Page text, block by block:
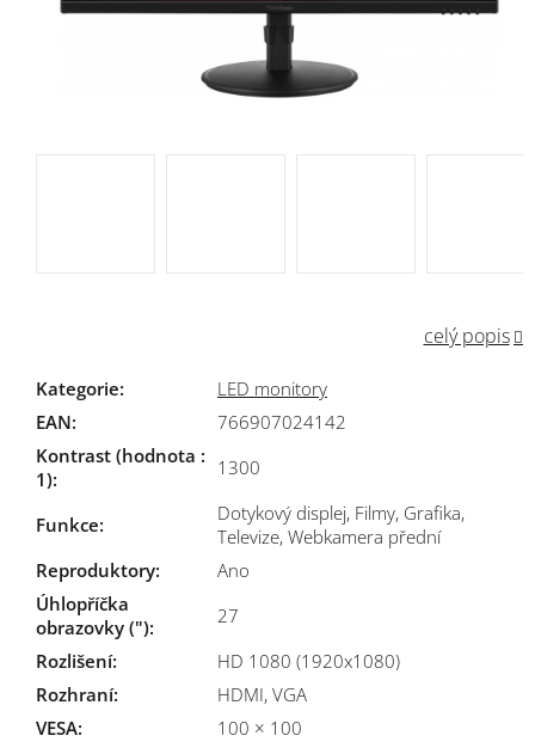
celý popis
Kategorie:
LED monitory
EAN:
766907024142
Kontrast (hodnota :
1): 1300
Funkce:
Dotykový displej, Filmy, Grafika,
Televize, Webkamera přední
Reproduktory:
Ano
Úhlopříčka
obrazovky ("):
27
Rozlišení:
HD 1080 (1920x1080)
Rozhraní:
HDMI, VGA
VESA:
100 × 100